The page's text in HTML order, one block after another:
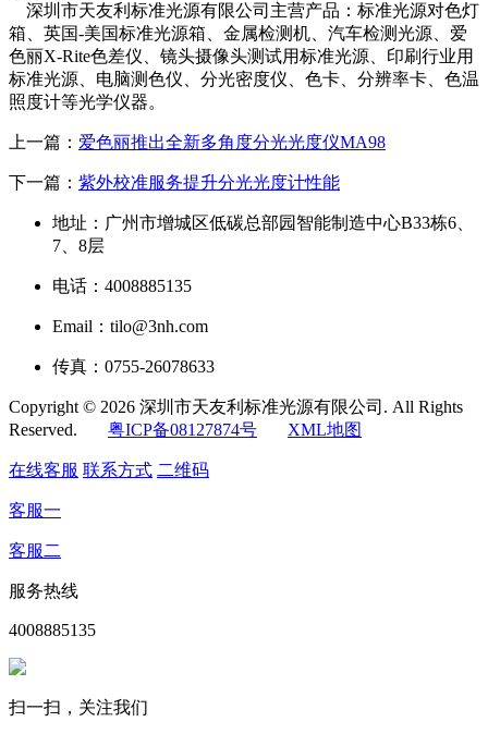
深圳市天友利标准光源有限公司主营产品：标准光源对色灯
箱、英国-美国标准光源箱、金属检测机、汽车检测光源、爱
色丽X-Rite色差仪、镜头摄像头测试用标准光源、印刷行业用
标准光源、电脑测色仪、分光密度仪、色卡、分辨率卡、色温
照度计等光学仪器。
上一篇： 爱色丽推出全新多角度分光光度仪MA98
下一篇： 紫外校准服务提升分光光度计性能
地址：广州市增城区低碳总部园智能制造中心B33栋6、
7、8层
电话：4008885135
Email：tilo@3nh.com
传真：0755-26078633
Copyright © 2026 深圳市天友利标准光源有限公司. All Rights
Reserved. 粤ICP备08127874号 XML地图
在线客服 联系方式 二维码
客服一
客服二
服务热线
4008885135
扫一扫，关注我们